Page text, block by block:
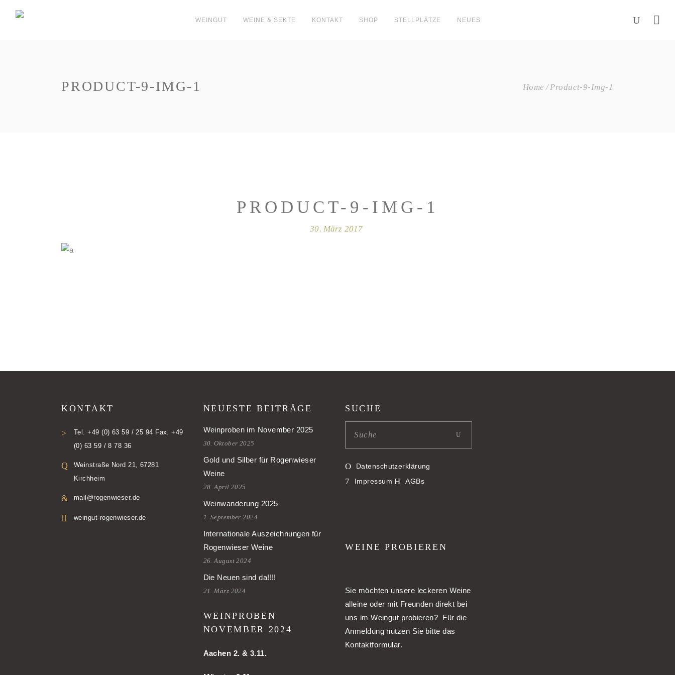
WEINGUT WEINE & SEKTE KONTAKT SHOP STELLPLÄTZE NEUES
PRODUCT-9-IMG-1 Home Product-9-Img-1
PRODUCT-9-IMG-1
30. März 2017
KONTAKT
Tel. +49 (0) 63 59 / 25 94 Fax. +49
(0) 63 59 / 8 78 36
Weinstraße Nord 21, 67281
Kirchheim
mail@rogenwieser.de
weingut-rogenwieser.de
NEUESTE BEITRÄGE
Weinproben im November 2025
30. Oktober 2025
Gold und Silber für Rogenwieser
Weine
28. April 2025
Weinwanderung 2025
1. September 2024
Internationale Auszeichnungen für
Rogenwieser Weine
26. August 2024
Die Neuen sind da!!!!
21. März 2024
WEINPROBEN
NOVEMBER 2024
Aachen 2. & 3.11.
SUCHE
Datenschutzerklärung
Impressum
AGBs
WEINE PROBIEREN
Sie möchten unsere leckeren Weine
alleine oder mit Freunden direkt bei
uns im Weingut probieren? Für die
Anmeldung nutzen Sie bitte das
Kontaktformular.